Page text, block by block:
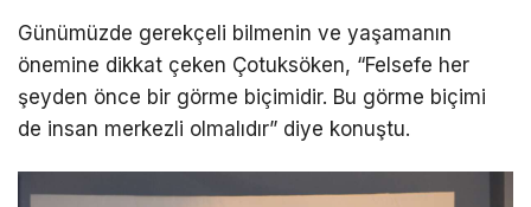
Günümüzde gerekçeli bilmenin ve yaşamanın
önemine dikkat çeken Çotuksöken, “Felsefe her
şeyden önce bir görme biçimidir. Bu görme biçimi
de insan merkezli olmalıdır” diye konuştu.